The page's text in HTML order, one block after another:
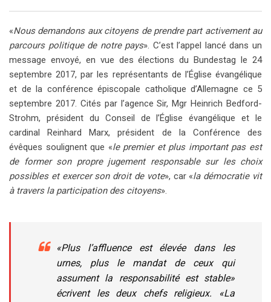
«Nous demandons aux citoyens de prendre part activement au
parcours politique de notre pays». C’est l’appel lancé dans un
message envoyé, en vue des élections du Bundestag le 24
septembre 2017, par les représentants de l’Église évangélique
et de la conférence épiscopale catholique d’Allemagne ce 5
septembre 2017. Cités par l’agence Sir, Mgr Heinrich Bedford-
Strohm, président du Conseil de l’Église évangélique et le
cardinal Reinhard Marx, président de la Conférence des
évêques soulignent que «le premier et plus important pas est
de former son propre jugement responsable sur les choix
possibles et exercer son droit de vote», car «la démocratie vit
à travers la participation des citoyens».
«Plus l’affluence est élevée dans les
urnes, plus le mandat de ceux qui
assument la responsabilité est stable»
écrivent les deux chefs religieux. «La